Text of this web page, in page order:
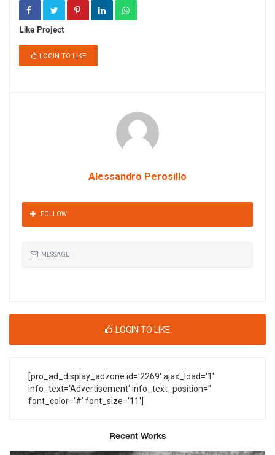
Like Project
LOGIN TO LIKE
Alessandro Perosillo
FOLLOW
MESSAGE
LOGIN TO LIKE
[pro_ad_display_adzone id='2269' ajax_load='1'
info_text='Advertisement' info_text_position=''
font_color='#' font_size='11']
Recent Works